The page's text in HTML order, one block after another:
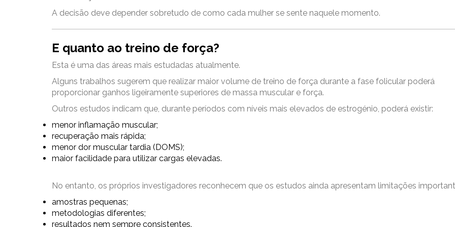
A decisão deve depender sobretudo de como cada mulher se sente naquele momento.
E quanto ao treino de força?
Esta é uma das áreas mais estudadas atualmente.
Alguns trabalhos sugerem que realizar maior volume de treino de força durante a fase folicular poderá
proporcionar ganhos ligeiramente superiores de massa muscular e força.
Outros estudos indicam que, durante períodos com níveis mais elevados de estrogénio, poderá existir:
menor inflamação muscular;
recuperação mais rápida;
menor dor muscular tardia (DOMS);
maior facilidade para utilizar cargas elevadas.
No entanto, os próprios investigadores reconhecem que os estudos ainda apresentam limitações
amostras pequenas;
metodologias diferentes;
resultados nem sempre consistentes.